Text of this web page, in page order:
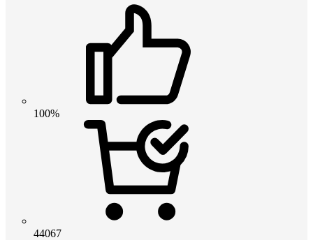
100%
44067